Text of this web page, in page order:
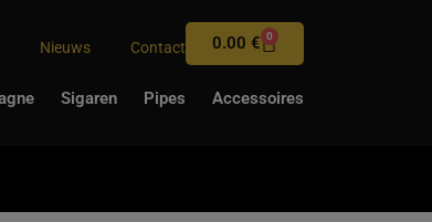
Nieuws Contact 0.00€ 0
Sigaren Pipes Accessoires